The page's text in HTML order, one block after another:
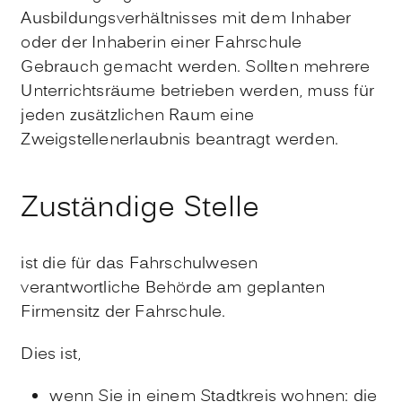
Ausbildungsverhältnisses mit dem Inhaber
oder der Inhaberin einer Fahrschule
Gebrauch gemacht werden. Sollten mehrere
Unterrichtsräume betrieben werden, muss für
jeden zusätzlichen Raum eine
Zweigstellenerlaubnis beantragt werden.
Zuständige Stelle
ist die für das Fahrschulwesen
verantwortliche Behörde am geplanten
Firmensitz der Fahrschule.
Dies ist,
wenn Sie in einem Stadtkreis wohnen: die